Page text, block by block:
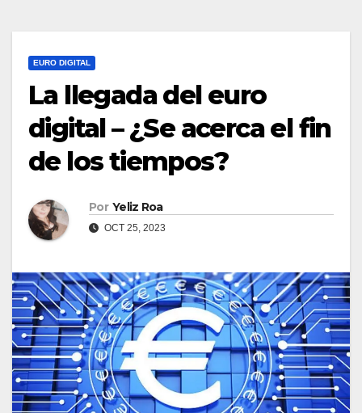
EURO DIGITAL
La llegada del euro
digital – ¿Se acerca el fin
de los tiempos?
Por Yeliz Roa
OCT 25, 2023